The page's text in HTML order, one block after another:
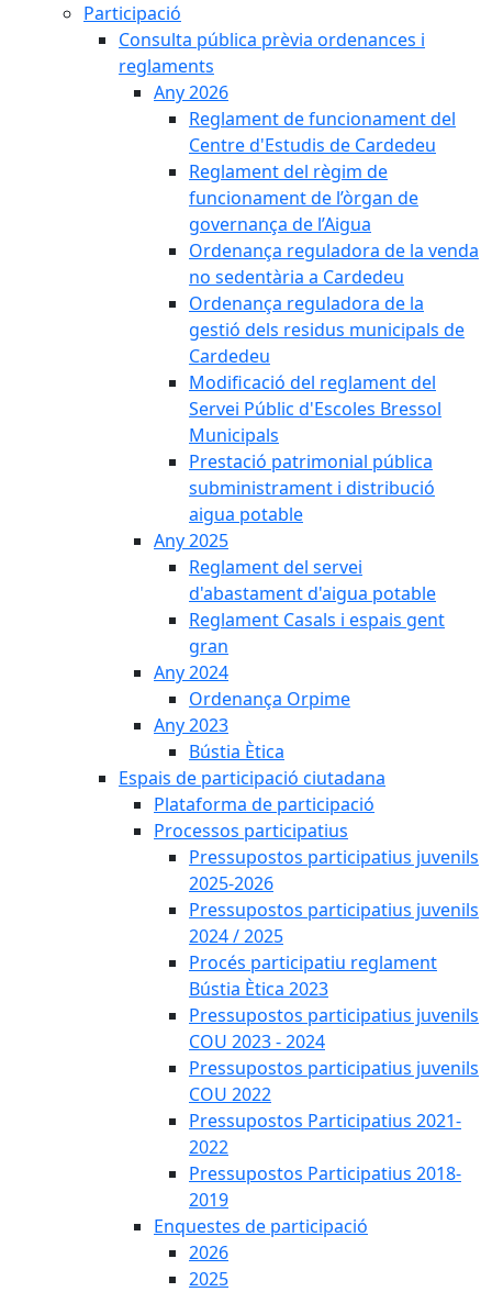
Participació
Consulta pública prèvia ordenances i
reglaments
Any 2026
Reglament de funcionament del
Centre d'Estudis de Cardedeu
Reglament del règim de
funcionament de l’òrgan de
governança de l’Aigua
Ordenança reguladora de la venda
no sedentària a Cardedeu
Ordenança reguladora de la
gestió dels residus municipals de
Cardedeu
Modificació del reglament del
Servei Públic d'Escoles Bressol
Municipals
Prestació patrimonial pública
subministrament i distribució
aigua potable
Any 2025
Reglament del servei
d'abastament d'aigua potable
Reglament Casals i espais gent
gran
Any 2024
Ordenança Orpime
Any 2023
Bústia Ètica
Espais de participació ciutadana
Plataforma de participació
Processos participatius
Pressupostos participatius juvenils
2025-2026
Pressupostos participatius juvenils
2024 / 2025
Procés participatiu reglament
Bústia Ètica 2023
Pressupostos participatius juvenils
COU 2023 - 2024
Pressupostos participatius juvenils
COU 2022
Pressupostos Participatius 2021-
2022
Pressupostos Participatius 2018-
2019
Enquestes de participació
2026
2025